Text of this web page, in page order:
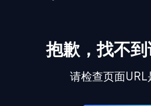
抱歉，找不到
请检查页面URL